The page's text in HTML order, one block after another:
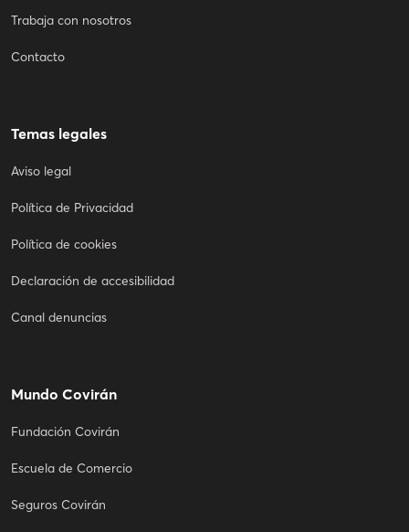
Trabaja con nosotros
Contacto
Temas legales
Aviso legal
Política de Privacidad
Política de cookies
Declaración de accesibilidad
Canal denuncias
Mundo Covirán
Fundación Covirán
Escuela de Comercio
Seguros Covirán